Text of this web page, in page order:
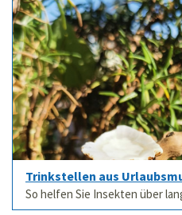
Trinkstellen aus
So helfen Sie Insekten über